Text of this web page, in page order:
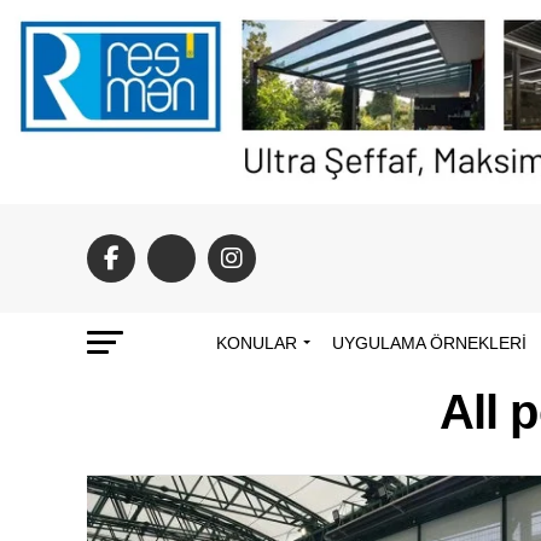
KONULAR UYGULAMA ÖRNEKLERI
All